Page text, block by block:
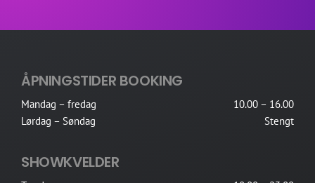
ÅPNINGSTIDER BOOKING
Mandag – fredag
10.00 – 16.00
Lørdag – Søndag
Stengt
SHOWKVELDER